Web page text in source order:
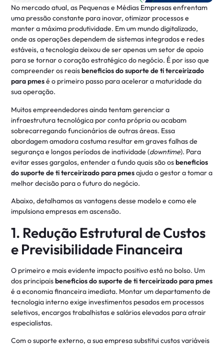
No mercado atual, as Pequenas e Médias Empresas enfrentam
uma pressão constante para inovar, otimizar processos e
manter a máxima produtividade. Em um mundo digitalizado,
onde as operações dependem de sistemas integrados e redes
estáveis, a tecnologia deixou de ser apenas um setor de apoio
para se tornar o coração estratégico do negócio. É por isso que
compreender os reaisbeneficios do suporte de ti terceirizado
para pmesé o primeiro passo para acelerar a maturidade da
sua operação.
Muitos empreendedores ainda tentam gerenciar a
infraestrutura tecnológica por conta própria ou acabam
sobrecarregando funcionários de outras áreas. Essa
abordagem amadora costuma resultar em graves falhas de
segurança e longos períodos de inatividade (downtime). Para
evitar esses gargalos, entender a fundo quais são osbeneficios
do suporte de ti terceirizado para pmesajuda o gestor a tomar a
melhor decisão para o futuro do negócio.
Abaixo, detalhamos as vantagens desse modelo e como ele
impulsiona empresas em ascensão.
1. Redução Estrutural de Custos
e Previsibilidade Financeira
O primeiro e mais evidente impacto positivo está no bolso. Um
dos principaisbeneficios do suporte de ti terceirizado para pmes
é a economia financeira imediata. Montar um departamento de
tecnologia interno exige investimentos pesados em processos
seletivos, encargos trabalhistas e salários elevados para atrair
especialistas.
Com o suporte externo, a sua empresa substitui custos variáveis